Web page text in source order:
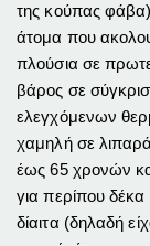
της κούπας
άτομα που
πλούσια σε
βάρος σε
ελεγχόμενων
χαμηλή σε
έως 65 χρονών
για περίπου
δίαιτα (δηλαδή